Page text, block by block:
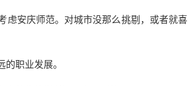
虑安庆师范。对城市没那么挑剔，或者就喜
职业发展。